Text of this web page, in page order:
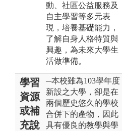
動、社區公益服務及
自主學習等多元表
現，培養基礎能力，
了解自身人格特質與
興趣，為未來大學生
活做準備。
學習
資源
或補
充說
─本校雖為103學年度
新設之大學，卻是在
兩個歷史悠久的學校
合併下的產物，因此
具有優良的教學與學